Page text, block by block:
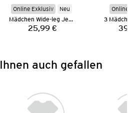
Online Exklusiv
Neu
Mädchen Wide-leg Jeans
Preis:
25,99 €
Online
3
auch gefallen